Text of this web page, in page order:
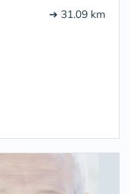
➔ 31.09 km